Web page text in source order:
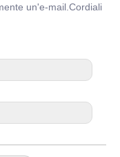
un'e-mail.Cordiali